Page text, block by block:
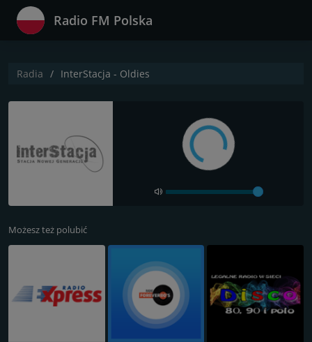
Radio FM Polska
Radia InterStacja - Oldies
Możesz też polubić